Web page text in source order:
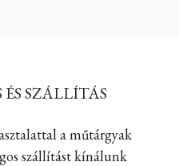
SZÁLLÍTÁS
a műtárgyak
szállítást kínálunk